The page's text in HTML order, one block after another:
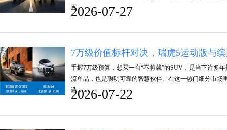
五……
2026-07-27
7万级价值标杆对决，瑞虎5运动版与
手握7万级预算，想买一台“不将就”的SUV，是当下许多
流单品，也是聪明可靠的智慧伙伴。在这一热门细分市
选……
2026-07-22